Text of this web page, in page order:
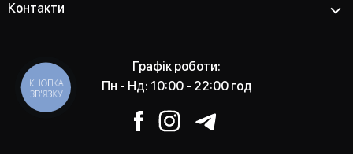
Контакти
Графік роботи:
Пн - Нд: 10:00 - 22:00 год
КНОПКА
ЗВ'ЯЗКУ